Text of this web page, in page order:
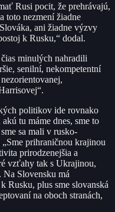
Rusi pocit, že prehrávajú,
toto nezmení žiadne
ani žiadne výzvy
k Rusku,“ dodal.
minulých nahradili
senilní, nekompetentní
politikov ide rovnako
tu máme dnes, sme to
sa mali v rusko-
prihraničnou krajinou
prirodzenejšia a
vzťahy tak s Ukrajinou,
Na Slovensku má
Rusku, plus sme slovanská
na oboch stranách,